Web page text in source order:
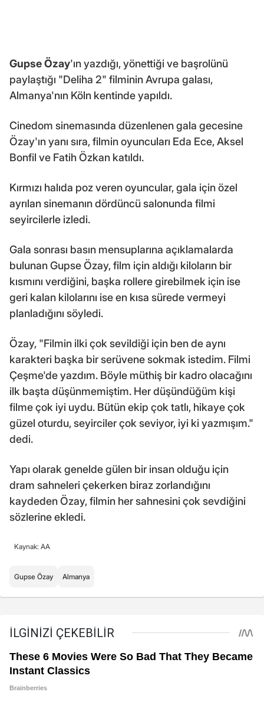
Gupse Özay'ın yazdığı, yönettiği ve başrolünü
paylaştığı "Deliha 2" filminin Avrupa galası,
Almanya'nın Köln kentinde yapıldı.
Cinedom sinemasında düzenlenen gala gecesine
Özay'ın yanı sıra, filmin oyuncuları Eda Ece, Aksel
Bonfil ve Fatih Özkan katıldı.
Kırmızı halıda poz veren oyuncular, gala için özel
ayrılan sinemanın dördüncü salonunda filmi
seyircilerle izledi.
Gala sonrası basın mensuplarına açıklamalarda
bulunan Gupse Özay, film için aldığı kiloların bir
kısmını verdiğini, başka rollere girebilmek için ise
geri kalan kilolarını ise en kısa sürede vermeyi
planladığını söyledi.
Özay, "Filmin ilki çok sevildiği için ben de aynı
karakteri başka bir serüvene sokmak istedim. Filmi
Çeşme'de yazdım. Böyle müthiş bir kadro olacağını
ilk başta düşünmemiştim. Her düşündüğüm kişi
filme çok iyi uydu. Bütün ekip çok tatlı, hikaye çok
güzel oturdu, seyirciler çok seviyor, iyi ki yazmışım."
dedi.
Yapı olarak genelde gülen bir insan olduğu için
dram sahneleri çekerken biraz zorlandığını
kaydeden Özay, filmin her sahnesini çok sevdiğini
sözlerine ekledi.
Kaynak: AA
Gupse Özay Almanya